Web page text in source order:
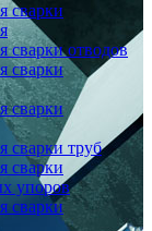
сварки
сварки отводов
сварки
сварки
сварки труб
сварки
упоров
сварки